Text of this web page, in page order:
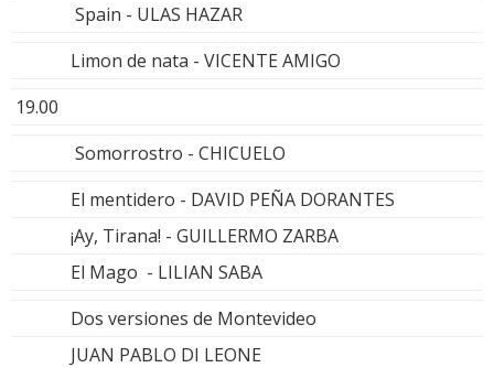
Spain - ULAS HAZAR
Limon de nata - VICENTE AMIGO
19.00
Somorrostro - CHICUELO
El mentidero - DAVID PEÑA DORANTES
¡Ay, Tirana! - GUILLERMO ZARBA
El Mago - LILIAN SABA
Dos versiones de Montevideo
JUAN PABLO DI LEONE